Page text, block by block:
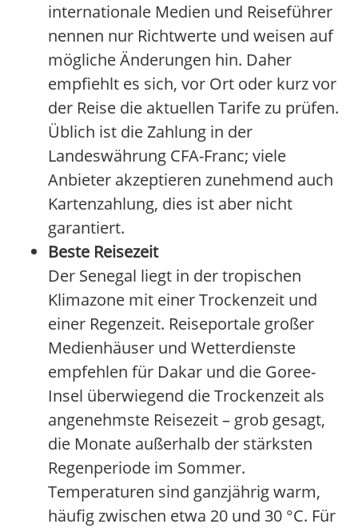
internationale Medien und Reiseführer
nennen nur Richtwerte und weisen auf
mögliche Änderungen hin. Daher
empfiehlt es sich, vor Ort oder kurz vor
der Reise die aktuellen Tarife zu prüfen.
Üblich ist die Zahlung in der
Landeswährung CFA-Franc; viele
Anbieter akzeptieren zunehmend auch
Kartenzahlung, dies ist aber nicht
garantiert.
Beste Reisezeit
Der Senegal liegt in der tropischen
Klimazone mit einer Trockenzeit und
einer Regenzeit. Reiseportale großer
Medienhäuser und Wetterdienste
empfehlen für Dakar und die Goree-
Insel überwiegend die Trockenzeit als
angenehmste Reisezeit – grob gesagt,
die Monate außerhalb der stärksten
Regenperiode im Sommer.
Temperaturen sind ganzjährig warm,
häufig zwischen etwa 20 und 30 °C. Für